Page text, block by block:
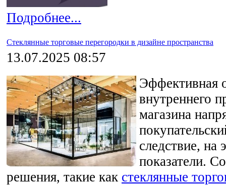
Подробнее...
Стеклянные торговые перегородки в дизайне пространства
13.07.2025 08:57
Эффективная
внутреннего
магазина
следствие, на
показатели.
решения, такие как стеклянные